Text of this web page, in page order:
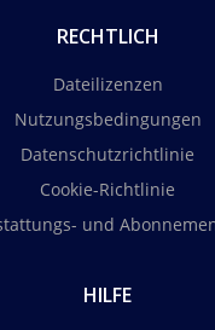
RECHTLICH
Dateilizenzen
Nutzungsbedingungen
Datenschutzrichtlinie
Cookie-Richtlinie
und
HILFE